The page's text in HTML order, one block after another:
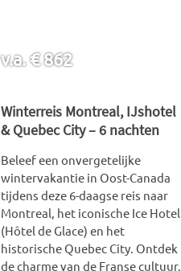
v.a. € 862
Winterreis Montreal, IJshotel
& Quebec City – 6 nachten
Beleef een onvergetelijke
wintervakantie in Oost-Canada
tijdens deze 6-daagse reis naar
Montreal, het iconische Ice Hotel
(Hôtel de Glace) en het
historische Quebec City. Ontdek
de charme van de Franse cultuur,